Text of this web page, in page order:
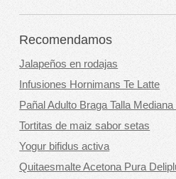
Recomendamos
Jalapeños en rodajas
Infusiones Hornimans Te Latte
Pañal Adulto Braga Talla
Tortitas de maiz sabor setas
Yogur bifidus activa
Quitaesmalte Acetona Pura